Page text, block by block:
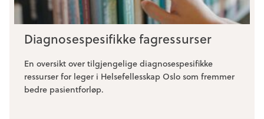
Diagnosespesifikke fagressurser
En oversikt over tilgjengelige diagnosespesifikke
ressurser for leger i Helsefellesskap Oslo som fremmer
bedre pasientforløp.